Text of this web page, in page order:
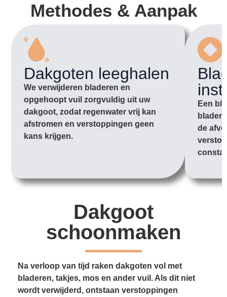
Methodes & Aanpak
Dakgoten leeghalen
We verwijderen bladeren en
opgehoopt vuil zorgvuldig uit uw
dakgoot, zodat regenwater vrij kan
afstromen en verstoppingen geen
kans krijgen.
Een
de
Dakgoot
schoonmaken
Na verloop van tijd raken dakgoten vol met
bladeren, takjes, mos en ander vuil. Als dit niet
wordt verwijderd, ontstaan verstoppingen